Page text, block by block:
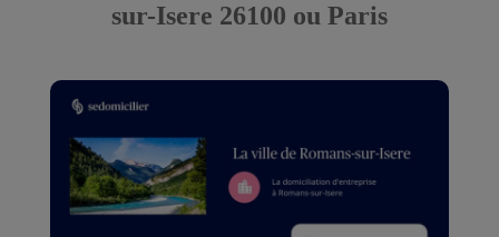
sur-Isere 26100 ou Paris